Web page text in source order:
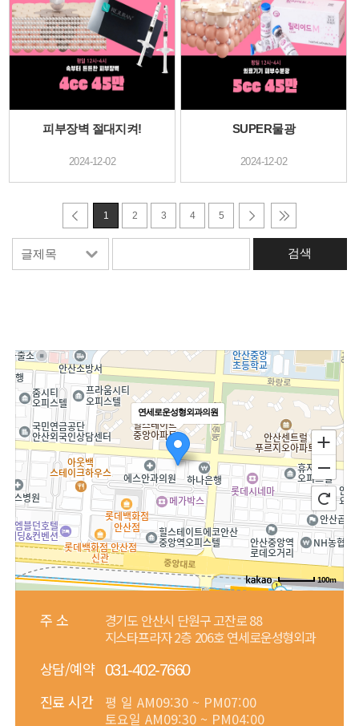
피부장벽 절대지켜!
2024-12-02
SUPER물광
2024-12-02
1 2 3 4 5
연세로운성형외과의원
100m
주 소
경기도 안산시 단원구 고잔로 88
지스타프라자 2층 206호 연세로운성형외과
상담/예약 031-402-7660
진료 시간 평 일 AM09:30 ~ PM07:00
토요일 AM09:30 ~ PM04:00